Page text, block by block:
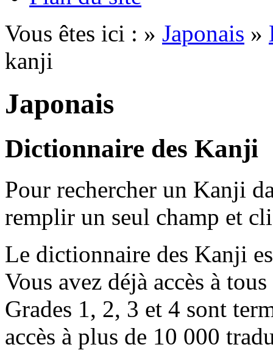
Vous êtes ici : » Japonais »
kanji
Japonais
Dictionnaire des Kanji
Pour rechercher un Kanji
remplir un seul champ et
Le dictionnaire des Kanji
Vous avez déjà accès à
Grades 1, 2, 3 et 4 sont
accès à plus de 10 000